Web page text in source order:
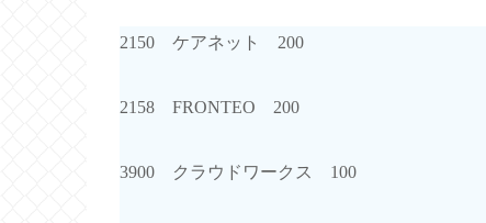
2150 ケアネット 200
2158 FRONTEO 200
3900 クラウドワークス 100